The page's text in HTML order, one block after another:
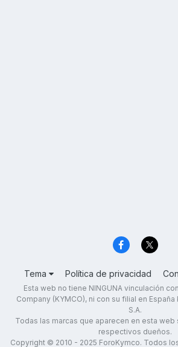
Tema Política de privacidad
Esta web no tiene NINGUNA vinculación
Company (KYMCO), ni con su filial en España
S.A.
Todas las marcas que aparecen en esta
respectivos dueños.
Copyright © 2010 - 2025 ForoKymco. Todos